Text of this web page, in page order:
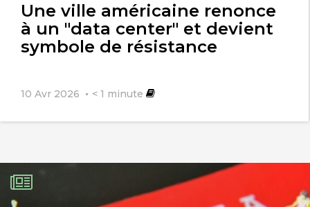
Une ville américaine renonce
à un "data center" et devient
symbole de résistance
10 Avr 2026 < 1 minute